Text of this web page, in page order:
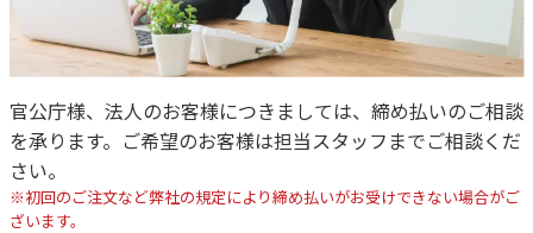
官公庁様、法人のお客様につきましては、締め払いのご相談
を承ります。ご希望のお客様は担当スタッフまでご相談くだ
さい。
※初回のご注文など弊社の規定により締め払いがお受けできない場合がご
ざいます。